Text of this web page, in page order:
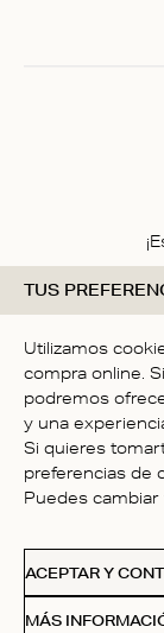
TUS
Utilizamos
compra online.
podremos
y una
Si quieres
preferencias de
Puedes
ACEPTAR Y
MÁS